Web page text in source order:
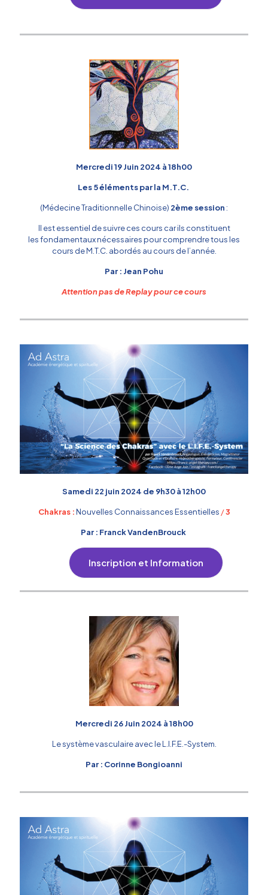
Mercredi 19 Juin 2024 à 18h00
Les 5 éléments par la M.T.C.
(Médecine Traditionnelle Chinoise) 2ème session :
Il est essentiel de suivre ces cours car ils constituent
les fondamentaux nécessaires pour comprendre tous les
cours de M.T.C. abordés au cours de l’année.
Par : Jean Pohu
Attention pas de Replay pour ce cours
Samedi 22 juin 2024 de 9h30 à 12h00
Chakras :Nouvelles Connaissances Essentielles /3
Par : Franck VandenBrouck
Inscription et Information
Mercredi 26 Juin 2024 à 18h00
Le système vasculaire avec le L.I.F.E.-System.
Par : Corinne Bongioanni